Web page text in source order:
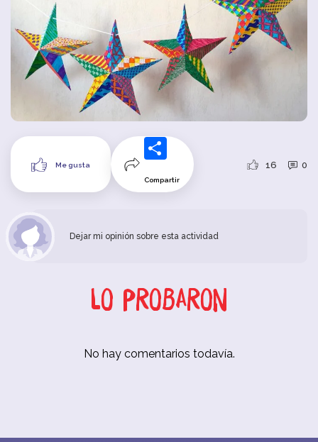
Me gusta
Compartir
16 0
Dejar mi opinión sobre esta actividad
Lo probaron
No hay comentarios todavía.